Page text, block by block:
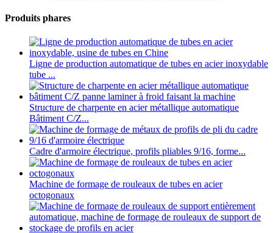
Produits phares
Ligne de production automatique de tubes en acier inoxydable
tube ...
Structure de charpente en acier métallique automatique
Bâtiment C/Z...
Cadre d'armoire électrique, profils pliables 9/16, forme...
Machine de formage de rouleaux de tubes en acier
octogonaux